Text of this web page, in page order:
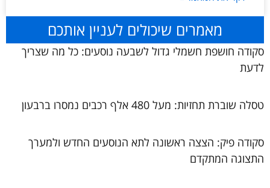
מאמרים שיכולים לעניין אותכם
סקודה חושפת חשמלי גדול לשבעה נוסעים: כל מה שצריך
לדעת
טסלה שוברת תחזיות: מעל 480 אלף רכבים נמסרו ברבעון
סקודה פיק: הצצה ראשונה לתא הנוסעים החדש ולמערך
התצוגה המתקדם